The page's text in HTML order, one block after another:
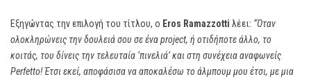
Εξηγώντας την επιλογή του τίτλου, ο Eros Ramazzotti λέει: “Όταν
ολοκληρώνεις την δουλειά σου σε ένα project, ή οτιδήποτε άλλο, το
κοιτάς, του δίνεις την τελευταία ‘πινελιά’ και στη συνέχεια αναφωνείς
Perfetto! Έτσι εκεί, αποφάσισα να αποκαλέσω το άλμπουμ μου έτσι, με μια